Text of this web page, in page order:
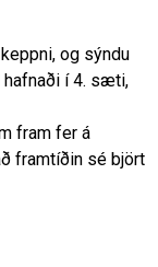
og sýndu
hafnaði í 4. sæti,
fram fer á
framtíðin sé björt